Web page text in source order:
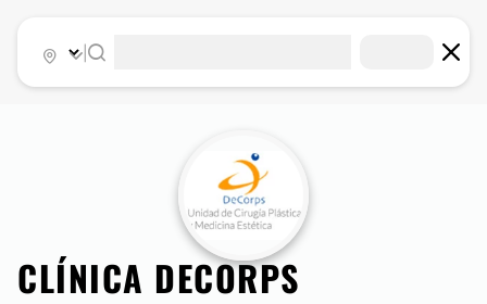
CLÍNICA DECORPS